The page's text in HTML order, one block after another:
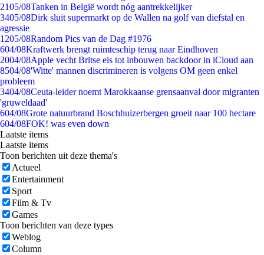
2105/08Tanken in België wordt nóg aantrekkelijker
3405/08Dirk sluit supermarkt op de Wallen na golf van diefstal en
agressie
1205/08Random Pics van de Dag #1976
604/08Kraftwerk brengt ruimteschip terug naar Eindhoven
2004/08Apple vecht Britse eis tot inbouwen backdoor in iCloud aan
8504/08'Witte' mannen discrimineren is volgens OM geen enkel
probleem
3404/08Ceuta-leider noemt Marokkaanse grensaanval door migranten
'gruweldaad'
604/08Grote natuurbrand Boschhuizerbergen groeit naar 100 hectare
604/08FOK! was even down
Laatste items
Laatste items
Toon berichten uit deze thema's
Actueel
Entertainment
Sport
Film & Tv
Games
Toon berichten van deze types
Weblog
Column